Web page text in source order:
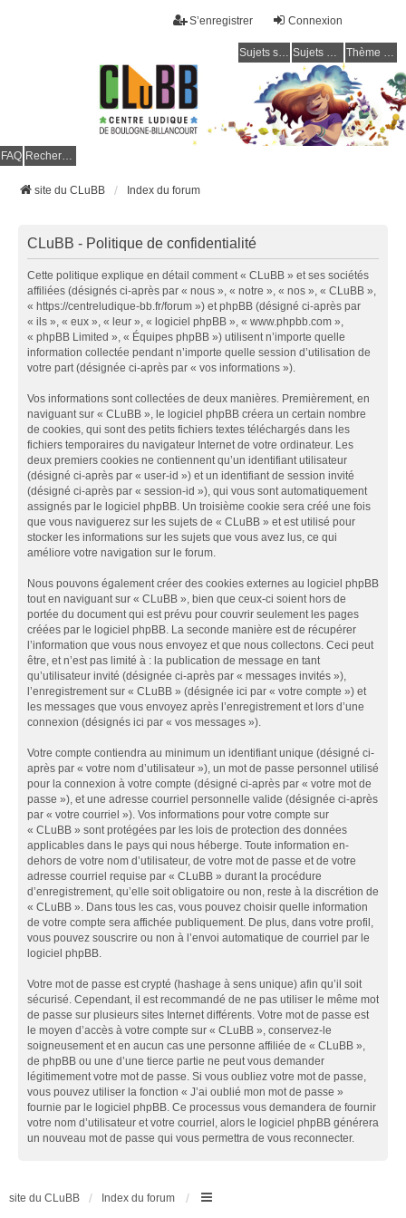
Connexion
S’enregistrer
Sujets sans réponse Sujets actifs Thème clair / foncé
FAQ Rechercher
site du CLuBB Index du forum
CLuBB - Politique de confidentialité
Cette politique explique en détail comment « CLuBB » et ses sociétés
affiliées (désignés ci-après par « nous », « notre », « nos », « CLuBB »,
« https://centreludique-bb.fr/forum ») et phpBB (désigné ci-après par
« ils », « eux », « leur », « logiciel phpBB », « www.phpbb.com »,
« phpBB Limited », « Équipes phpBB ») utilisent n’importe quelle
information collectée pendant n’importe quelle session d’utilisation de
votre part (désignée ci-après par « vos informations »).
Vos informations sont collectées de deux manières. Premièrement, en
naviguant sur « CLuBB », le logiciel phpBB créera un certain nombre
de cookies, qui sont des petits fichiers textes téléchargés dans les
fichiers temporaires du navigateur Internet de votre ordinateur. Les
deux premiers cookies ne contiennent qu’un identifiant utilisateur
(désigné ci-après par « user-id ») et un identifiant de session invité
(désigné ci-après par « session-id »), qui vous sont automatiquement
assignés par le logiciel phpBB. Un troisième cookie sera créé une fois
que vous naviguerez sur les sujets de « CLuBB » et est utilisé pour
stocker les informations sur les sujets que vous avez lus, ce qui
améliore votre navigation sur le forum.
Nous pouvons également créer des cookies externes au logiciel phpBB
tout en naviguant sur « CLuBB », bien que ceux-ci soient hors de
portée du document qui est prévu pour couvrir seulement les pages
créées par le logiciel phpBB. La seconde manière est de récupérer
l’information que vous nous envoyez et que nous collectons. Ceci peut
être, et n’est pas limité à : la publication de message en tant
qu’utilisateur invité (désignée ci-après par « messages invités »),
l’enregistrement sur « CLuBB » (désignée ici par « votre compte ») et
les messages que vous envoyez après l’enregistrement et lors d’une
connexion (désignés ici par « vos messages »).
Votre compte contiendra au minimum un identifiant unique (désigné ci-
après par « votre nom d’utilisateur »), un mot de passe personnel utilisé
pour la connexion à votre compte (désigné ci-après par « votre mot de
passe »), et une adresse courriel personnelle valide (désignée ci-après
par « votre courriel »). Vos informations pour votre compte sur
« CLuBB » sont protégées par les lois de protection des données
applicables dans le pays qui nous héberge. Toute information en-
dehors de votre nom d’utilisateur, de votre mot de passe et de votre
adresse courriel requise par « CLuBB » durant la procédure
d’enregistrement, qu’elle soit obligatoire ou non, reste à la discrétion de
« CLuBB ». Dans tous les cas, vous pouvez choisir quelle information
de votre compte sera affichée publiquement. De plus, dans votre profil,
vous pouvez souscrire ou non à l’envoi automatique de courriel par le
logiciel phpBB.
Votre mot de passe est crypté (hashage à sens unique) afin qu’il soit
sécurisé. Cependant, il est recommandé de ne pas utiliser le même mot
de passe sur plusieurs sites Internet différents. Votre mot de passe est
le moyen d’accès à votre compte sur « CLuBB », conservez-le
soigneusement et en aucun cas une personne affiliée de « CLuBB »,
de phpBB ou une d’une tierce partie ne peut vous demander
légitimement votre mot de passe. Si vous oubliez votre mot de passe,
vous pouvez utiliser la fonction « J’ai oublié mon mot de passe »
fournie par le logiciel phpBB. Ce processus vous demandera de fournir
votre nom d’utilisateur et votre courriel, alors le logiciel phpBB générera
un nouveau mot de passe qui vous permettra de vous reconnecter.
site du CLuBB Index du forum